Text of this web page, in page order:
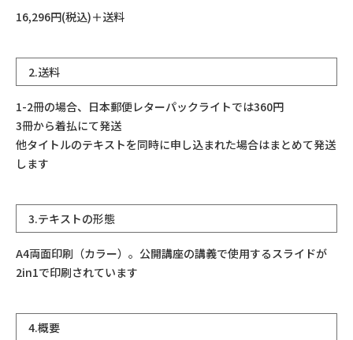
16,296円(税込)＋送料
2.送料
1-2冊の場合、日本郵便レターパックライトでは360円
3冊から着払にて発送
他タイトルのテキストを同時に申し込まれた場合はまとめて発送
します
3.テキストの形態
A4両面印刷（カラー）。公開講座の講義で使用するスライドが
2in1で印刷されています
4.概要